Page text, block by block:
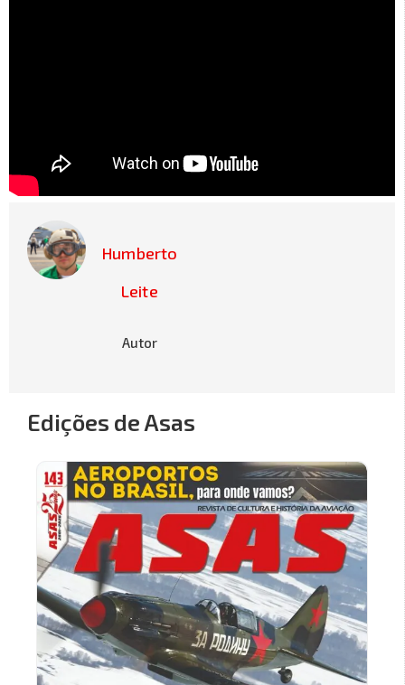
Humberto
Leite
Autor
Edições de Asas